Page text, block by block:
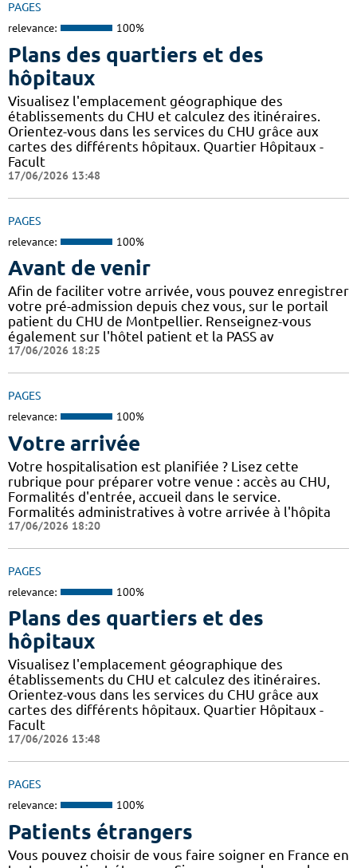
PAGES
relevance: 100%
Plans des quartiers et des
hôpitaux
Visualisez l'emplacement géographique des
établissements du CHU et calculez des itinéraires.
Orientez-vous dans les services du CHU grâce aux
cartes des différents hôpitaux. Quartier Hôpitaux -
Facult
17/06/2026 13:48
PAGES
relevance: 100%
Avant de venir
Afin de faciliter votre arrivée, vous pouvez enregistrer
votre pré-admission depuis chez vous, sur le portail
patient du CHU de Montpellier. Renseignez-vous
également sur l'hôtel patient et la PASS av
17/06/2026 18:25
PAGES
relevance: 100%
Votre arrivée
Votre hospitalisation est planifiée ? Lisez cette
rubrique pour préparer votre venue : accès au CHU,
Formalités d'entrée, accueil dans le service.
Formalités administratives à votre arrivée à l'hôpita
17/06/2026 18:20
PAGES
relevance: 100%
Plans des quartiers et des
hôpitaux
Visualisez l'emplacement géographique des
établissements du CHU et calculez des itinéraires.
Orientez-vous dans les services du CHU grâce aux
cartes des différents hôpitaux. Quartier Hôpitaux -
Facult
17/06/2026 13:48
PAGES
relevance: 100%
Patients étrangers
Vous pouvez choisir de vous faire soigner en France en